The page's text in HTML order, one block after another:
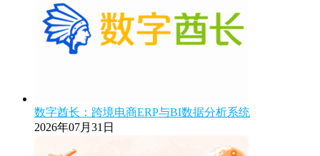
数字酋长：跨境电商ERP与BI数据分析系统
2026年07月31日